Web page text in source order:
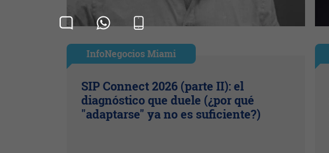
InfoNegocios Miami
SIP Connect 2026 (parte II): el
diagnóstico que duele (¿por qué
"adaptarse" ya no es suficiente?)